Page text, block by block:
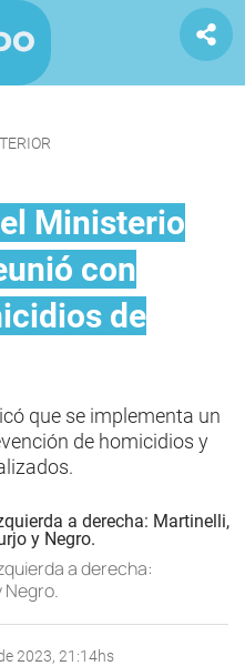
Ministerio
con
de
que se implementa un
de homicidios y
a derecha:
Negro.
2023, 21:14hs